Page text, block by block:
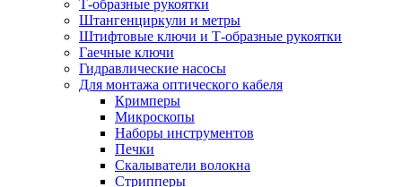
Т-образные рукоятки
Штангенциркули и метры
Штифтовые ключи и Т-образные рукоятки
Гаечные ключи
Гидравлические насосы
Для монтажа оптического кабеля
Кримперы
Микроскопы
Наборы инструментов
Печки
Скалыватели волокна
Стрипперы